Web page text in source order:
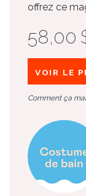
offrez ce
58,00
VOIR LE
Comment ça